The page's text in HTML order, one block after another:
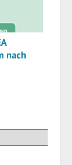
nach